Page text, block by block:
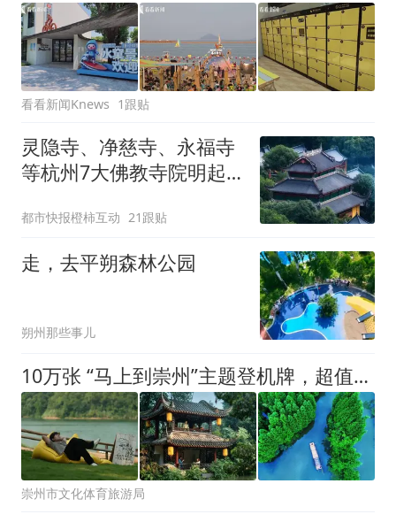
看看新闻Knews 1跟贴
灵隐寺、净慈寺、永福寺
等杭州7大佛教寺院明起
都市快报橙柿互动 21跟贴
走，去平朔森林公园
朔州那些事儿
10万张 “马上到崇州”主题登机牌，超值福利可兑换
崇州市文化体育旅游局